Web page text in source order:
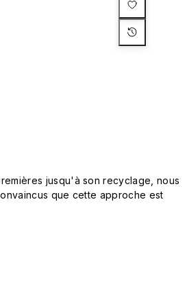
jusqu'à son recyclage, nous
que cette approche est